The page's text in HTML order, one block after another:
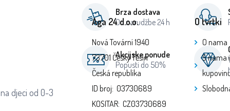
djeci od 0-3
Brza dostava
Od narudžbe 24 h
Akcijske ponude
Popusti do 50%
Aga 24 d.o.o.
Nová Tovární 1940
73701 Český Těšín
Česká republika
ID broj: 03730689
KOSITAR: CZ03730689
O tvrtki
O nama
S nama